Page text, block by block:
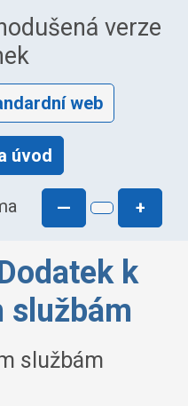
verze
web
úvod
— +
k
službám
službám